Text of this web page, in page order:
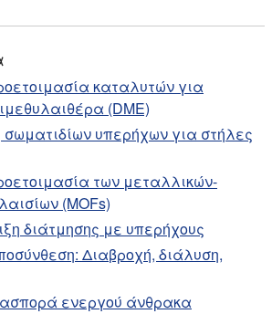
καταλυτών για
(DME)
σωματιδίων υπερήχων για στήλες
των μεταλλικών-
(MOFs)
διάτμησης με υπερήχους
Διαβροχή, διάλυση,
ενεργού άνθρακα